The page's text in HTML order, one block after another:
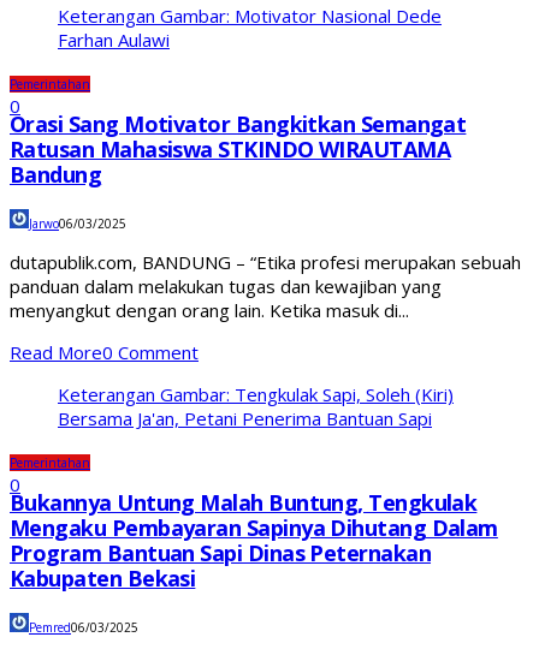
Keterangan Gambar: Motivator Nasional Dede
Farhan Aulawi
Pemerintahan
0
Orasi Sang Motivator Bangkitkan Semangat
Ratusan Mahasiswa STKINDO WIRAUTAMA
Bandung
Jarwo06/03/2025
dutapublik.com, BANDUNG – “Etika profesi merupakan sebuah
panduan dalam melakukan tugas dan kewajiban yang
menyangkut dengan orang lain. Ketika masuk di...
Read More0 Comment
Keterangan Gambar: Tengkulak Sapi, Soleh (Kiri)
Bersama Ja'an, Petani Penerima Bantuan Sapi
Pemerintahan
0
Bukannya Untung Malah Buntung, Tengkulak
Mengaku Pembayaran Sapinya Dihutang Dalam
Program Bantuan Sapi Dinas Peternakan
Kabupaten Bekasi
Pemred06/03/2025